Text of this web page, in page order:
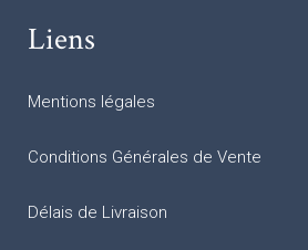
Liens
Mentions légales
Conditions Générales de Vente
Délais de Livraison